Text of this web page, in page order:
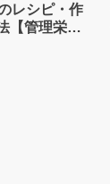
レシピ・作
【管理栄養